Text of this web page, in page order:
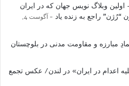
اولین وبلاگ نویس جهان که در ایران
“رُژن” راجع به زنده یاد
آگوست 4,
مبارزه و مقاومت مدنی در بلوچستان
اعدام در ایران» در لندن/ عکس تجمع